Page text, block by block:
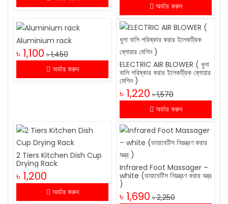
অর্ডার করুন
Aluminium rack
৳ 1,100 ৳ 1,450
অর্ডার করুন
ELECTRIC AIR BLOWER ( ধুলা
বালি পরিষ্কার করার ইলেকট্রিক ব্লোয়ার
মেশিন )
৳ 1,220 ৳ 1,570
অর্ডার করুন
2 Tiers Kitchen Dish Cup
Drying Rack
৳ 1,200
অর্ডার করুন
Infrared Foot Massager –
white (ডায়াবেটিস নিয়ন্ত্রণ করার যন্ত্র
)
৳ 1,690 ৳ 2,250